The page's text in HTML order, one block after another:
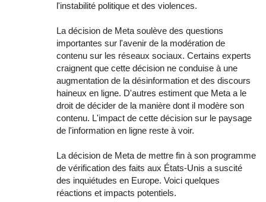
l'instabilité politique et des violences.
La décision de Meta soulève des questions
importantes sur l'avenir de la modération de
contenu sur les réseaux sociaux. Certains experts
craignent que cette décision ne conduise à une
augmentation de la désinformation et des discours
haineux en ligne. D'autres estiment que Meta a le
droit de décider de la manière dont il modère son
contenu. L'impact de cette décision sur le paysage
de l'information en ligne reste à voir.
La décision de Meta de mettre fin à son programme
de vérification des faits aux États-Unis a suscité
des inquiétudes en Europe. Voici quelques
réactions et impacts potentiels.